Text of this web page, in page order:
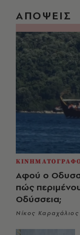
ΑΠΟΨΕΙΣ
Αφού ο
πώς
Οδύσσεια;
Νίκος Καραχάλιος